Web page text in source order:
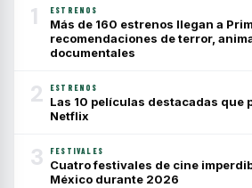
1 ESTRENOS
Más de 160 estrenos llegan a
recomendaciones de terror,
documentales
2 ESTRENOS
Las 10 películas destacadas que
Netflix
3 FESTIVALES
Cuatro festivales de cine
México durante 2026